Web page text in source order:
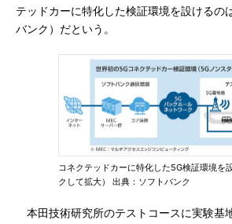
テッドカーに特化した検証環境を設けるの
バンク）だという。
コネクテッドカーに特化した5G検証環境を
クして拡大） 出典：ソフトバンク
本田技術研究所のテストコースに実験基